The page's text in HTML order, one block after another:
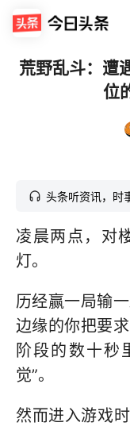
荒野乱斗：遭
位
头条听资讯，时
凌晨两点，对
灯。
历经赢一局输
边缘的你把要
阶段的数十秒
觉”。
然而进入游戏